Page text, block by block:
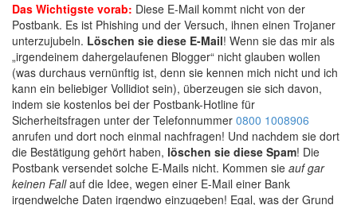
Das Wichtigste vorab: Diese E-Mail kommt nicht von der
Postbank. Es ist Phishing und der Versuch, ihnen einen Trojaner
unterzujubeln. Löschen sie diese E-Mail! Wenn sie das mir als
„irgendeinem dahergelaufenen Blogger“ nicht glauben wollen
(was durchaus vernünftig ist, denn sie kennen mich nicht und ich
kann ein beliebiger Vollidiot sein), überzeugen sie sich davon,
indem sie kostenlos bei der Postbank-Hotline für
Sicherheitsfragen unter der Telefonnummer 0800 1008906
anrufen und dort noch einmal nachfragen! Und nachdem sie dort
die Bestätigung gehört haben, löschen sie diese Spam! Die
Postbank versendet solche E-Mails nicht. Kommen sie auf gar
keinen Fallauf die Idee, wegen einer E-Mail einer Bank
irgendwelche Daten irgendwo einzugeben! Egal, was der Grund